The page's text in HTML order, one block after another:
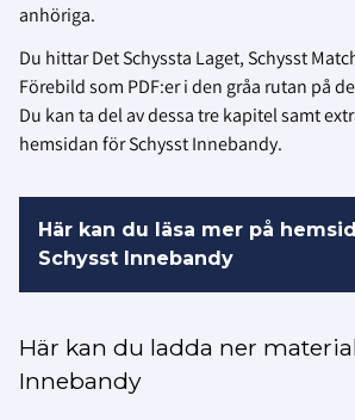
anhöriga.
Du hittar Det Schyssta Laget, Schysst
Förebild som PDF:er i den gråa rutan på
Du kan ta del av dessa tre kapitel samt
hemsidan för Schysst Innebandy.
Här kan du läsa mer på
Schysst Innebandy
Här kan du ladda ner
Innebandy